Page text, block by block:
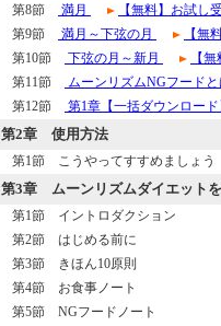
第8節
満月
【無料】お試し
第9節
満月～下弦の月
【無
第10節
下弦の月～新月
【
第11節
ムーンリズムNGフードと
第12節
第1章【一括ダウンロード
第2章 使用方法
第1節 こうやってすすめましょう
第3章 ムーンリズムダイエット
第1節 イントロダクション
第2節 はじめる前に
第3節 きほん10原則
第4節 お食事ノート
第5節 NGフードノート